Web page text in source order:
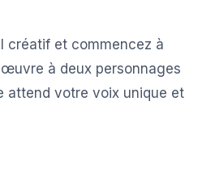
créatif et commencez à
à deux personnages
attend votre voix unique et